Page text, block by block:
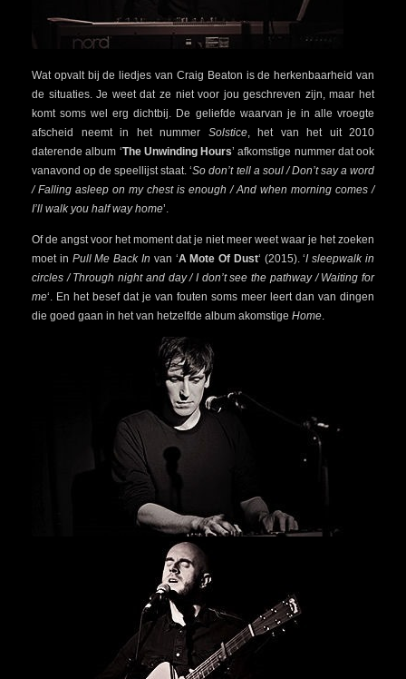
Wat opvalt bij de liedjes van Craig Beaton is de herkenbaarheid van
de situaties. Je weet dat ze niet voor jou geschreven zijn, maar het
komt soms wel erg dichtbij. De geliefde waarvan je in alle vroegte
afscheid neemt in het nummer Solstice, het van het uit 2010
daterende album ‘The Unwinding Hours’ afkomstige nummer dat ook
vanavond op de speellijst staat. ‘So don’t tell a soul / Don’t say a word
/ Falling asleep on my chest is enough / And when morning comes /
I’ll walk you half way home’.
Of de angst voor het moment dat je niet meer weet waar je het zoeken
moet in Pull Me Back In van ‘A Mote Of Dust‘ (2015). ‘I sleepwalk in
circles / Through night and day / I don’t see the pathway / Waiting for
me‘. En het besef dat je van fouten soms meer leert dan van dingen
die goed gaan in het van hetzelfde album akomstige Home.